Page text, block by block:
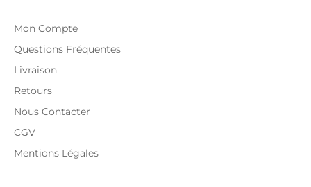
Mon Compte
Questions Fréquentes
Livraison
Retours
Nous Contacter
CGV
Mentions Légales